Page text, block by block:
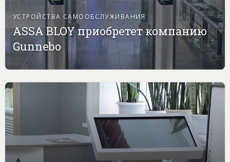
УСТРОЙСТВА САМООБСЛУЖИВАНИЯ
ASSA BLOY приобретет компанию
Gunnebo